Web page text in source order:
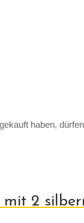
haben,
2